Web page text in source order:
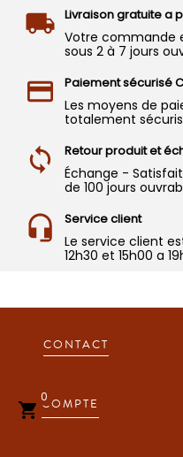
Livraison gratuite a
Votre commande
sous 2 à 7 jours
Paiement sécurisé
Les moyens de
totalement
Retour produit et
Échange -
de 100 jours
Service client
Le service client
12h30 et 15h00 a
CONTACT
COMPTE

0